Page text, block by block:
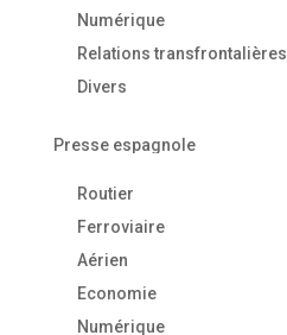
Numérique
Relations transfrontalières
Divers
Presse espagnole
Routier
Ferroviaire
Aérien
Economie
Numérique